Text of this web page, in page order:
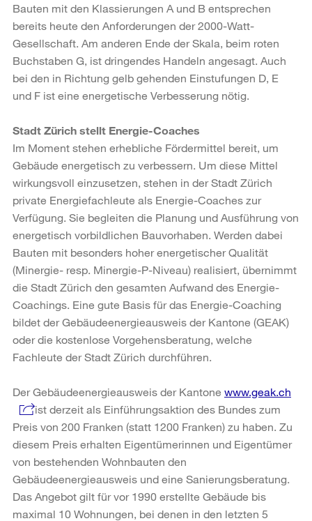
Bauten mit den Klassierungen A und B entsprechen
bereits heute den Anforderungen der 2000-Watt-
Gesellschaft. Am anderen Ende der Skala, beim roten
Buchstaben G, ist dringendes Handeln angesagt. Auch
bei den in Richtung gelb gehenden Einstufungen D, E
und F ist eine energetische Verbesserung nötig.
Stadt Zürich stellt Energie-Coaches
Im Moment stehen erhebliche Fördermittel bereit, um
Gebäude energetisch zu verbessern. Um diese Mittel
wirkungsvoll einzusetzen, stehen in der Stadt Zürich
private Energiefachleute als Energie-Coaches zur
Verfügung. Sie begleiten die Planung und Ausführung von
energetisch vorbildlichen Bauvorhaben. Werden dabei
Bauten mit besonders hoher energetischer Qualität
(Minergie- resp. Minergie-P-Niveau) realisiert, übernimmt
die Stadt Zürich den gesamten Aufwand des Energie-
Coachings. Eine gute Basis für das Energie-Coaching
bildet der Gebäudeenergieausweis der Kantone (GEAK)
oder die kostenlose Vorgehensberatung, welche
Fachleute der Stadt Zürich durchführen.
Der Gebäudeenergieausweis der Kantone www.geak.ch
ist derzeit als Einführungsaktion des Bundes zum
Preis von 200 Franken (statt 1200 Franken) zu haben. Zu
diesem Preis erhalten Eigentümerinnen und Eigentümer
von bestehenden Wohnbauten den
Gebäudeenergieausweis und eine Sanierungsberatung.
Das Angebot gilt für vor 1990 erstellte Gebäude bis
maximal 10 Wohnungen, bei denen in den letzten 5